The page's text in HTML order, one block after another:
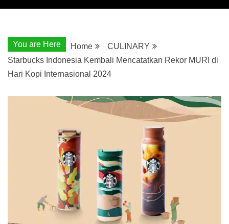
You are Here Home
CULINARY
Starbucks Indonesia Kembali Mencatatkan Rekor MURI di
Hari Kopi Internasional 2024